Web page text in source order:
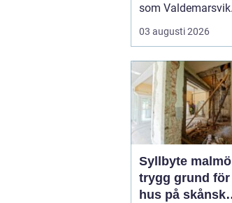
som Valdemarsvik
handlar om mer än
bara rena golv och
dam...
03 augusti 2026
Syllbyte malmö
trygg grund för
hus på skånsk